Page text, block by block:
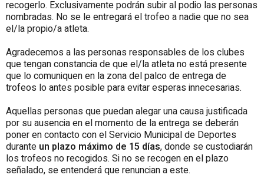
recogerlo. Exclusivamente podrán subir al podio las personas
nombradas. No se le entregará el trofeo a nadie que no sea
el/la propio/a atleta.
Agradecemos a las personas responsables de los clubes
que tengan constancia de que el/la atleta no está presente
que lo comuniquen en la zona del palco de entrega de
trofeos lo antes posible para evitar esperas innecesarias.
Aquellas personas que puedan alegar una causa justificada
por su ausencia en el momento de la entrega se deberán
poner en contacto con el Servicio Municipal de Deportes
durante un plazo máximo de 15 días, donde se custodiarán
los trofeos no recogidos. Si no se recogen en el plazo
señalado, se entenderá que renuncian a este.